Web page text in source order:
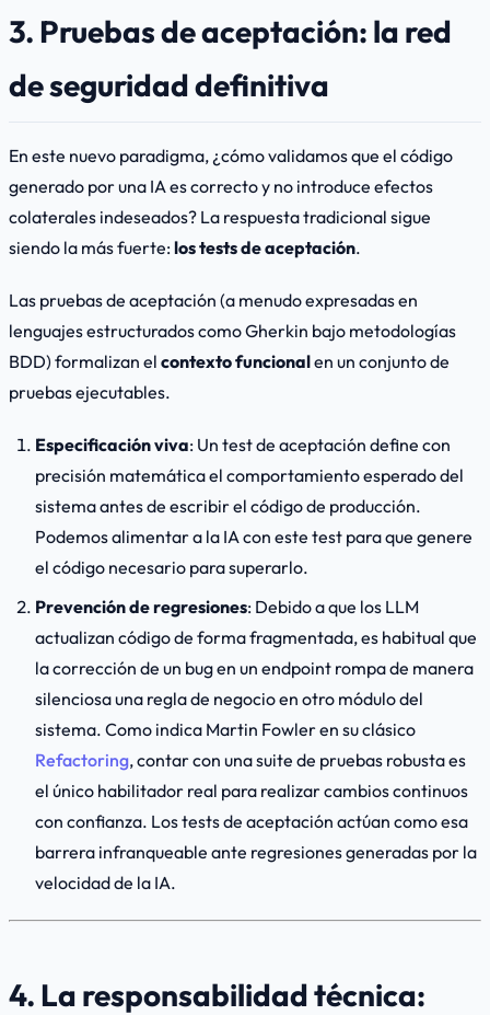
3. Pruebas de aceptación: la red
de seguridad definitiva
En este nuevo paradigma, ¿cómo validamos que el código
generado por una IA es correcto y no introduce efectos
colaterales indeseados? La respuesta tradicional sigue
siendo la más fuerte:los tests de aceptación.
Las pruebas de aceptación (a menudo expresadas en
lenguajes estructurados como Gherkin bajo metodologías
BDD) formalizan el contexto funcionalen un conjunto de
pruebas ejecutables.
Especificación viva: Un test de aceptación define con
precisión matemática el comportamiento esperado del
sistema antes de escribir el código de producción.
Podemos alimentar a la IA con este test para que genere
el código necesario para superarlo.
Prevención de regresiones: Debido a que los LLM
actualizan código de forma fragmentada, es habitual que
la corrección de un bug en un endpoint rompa de manera
silenciosa una regla de negocio en otro módulo del
sistema. Como indica Martin Fowler en su clásico
Refactoring, contar con una suite de pruebas robusta es
el único habilitador real para realizar cambios continuos
con confianza. Los tests de aceptación actúan como esa
barrera infranqueable ante regresiones generadas por la
velocidad de la IA.
4. La responsabilidad técnica: